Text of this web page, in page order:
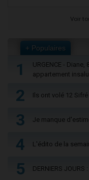
Voir
+ Populaires
1
URGENCE -
appartement
2 Ils ont volé 12
3 Je manque
4 L'édito de la
5 DERNIERS